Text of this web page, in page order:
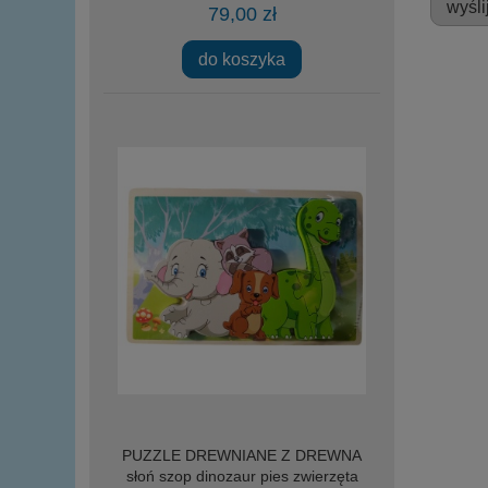
79,00 zł
do koszyka
PUZZLE DREWNIANE Z DREWNA
słoń szop dinozaur pies zwierzęta